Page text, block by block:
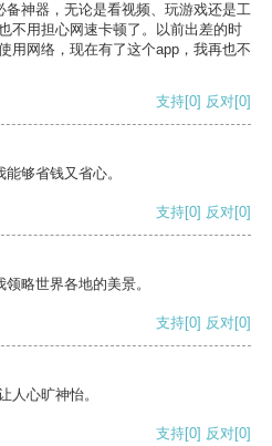
神器，无论是看视频、玩游戏还是工
不用担心网速卡顿了。以前出差的时
用网络，现在有了这个app，我再也不
支持[0] 反对[0]
够省钱又省心。
支持[0] 反对[0]
略世界各地的美景。
支持[0] 反对[0]
人心旷神怡。
支持[0] 反对[0]